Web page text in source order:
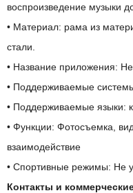
воспроизведение музыки
• Материал: рама из
стали.
• Название приложения:
• Поддерживаемые
• Поддерживаемые языки:
• Функции: Фотосъемка,
взаимодействие
• Спортивные режимы: Не
Контакты и